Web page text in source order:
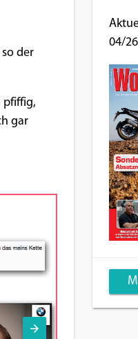
der
pfiffig,
gar
04/26